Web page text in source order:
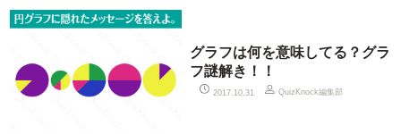
グラフは何を意味してる？グラ
フ謎解き！！
2017.10.31 QuizKnock編集部